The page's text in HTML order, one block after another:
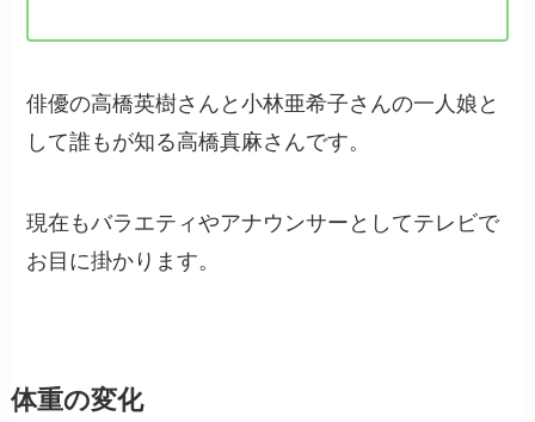
俳優の高橋英樹さんと小林亜希子さんの一人娘と
して誰もが知る高橋真麻さんです。
現在もバラエティやアナウンサーとしてテレビで
お目に掛かります。
体重の変化